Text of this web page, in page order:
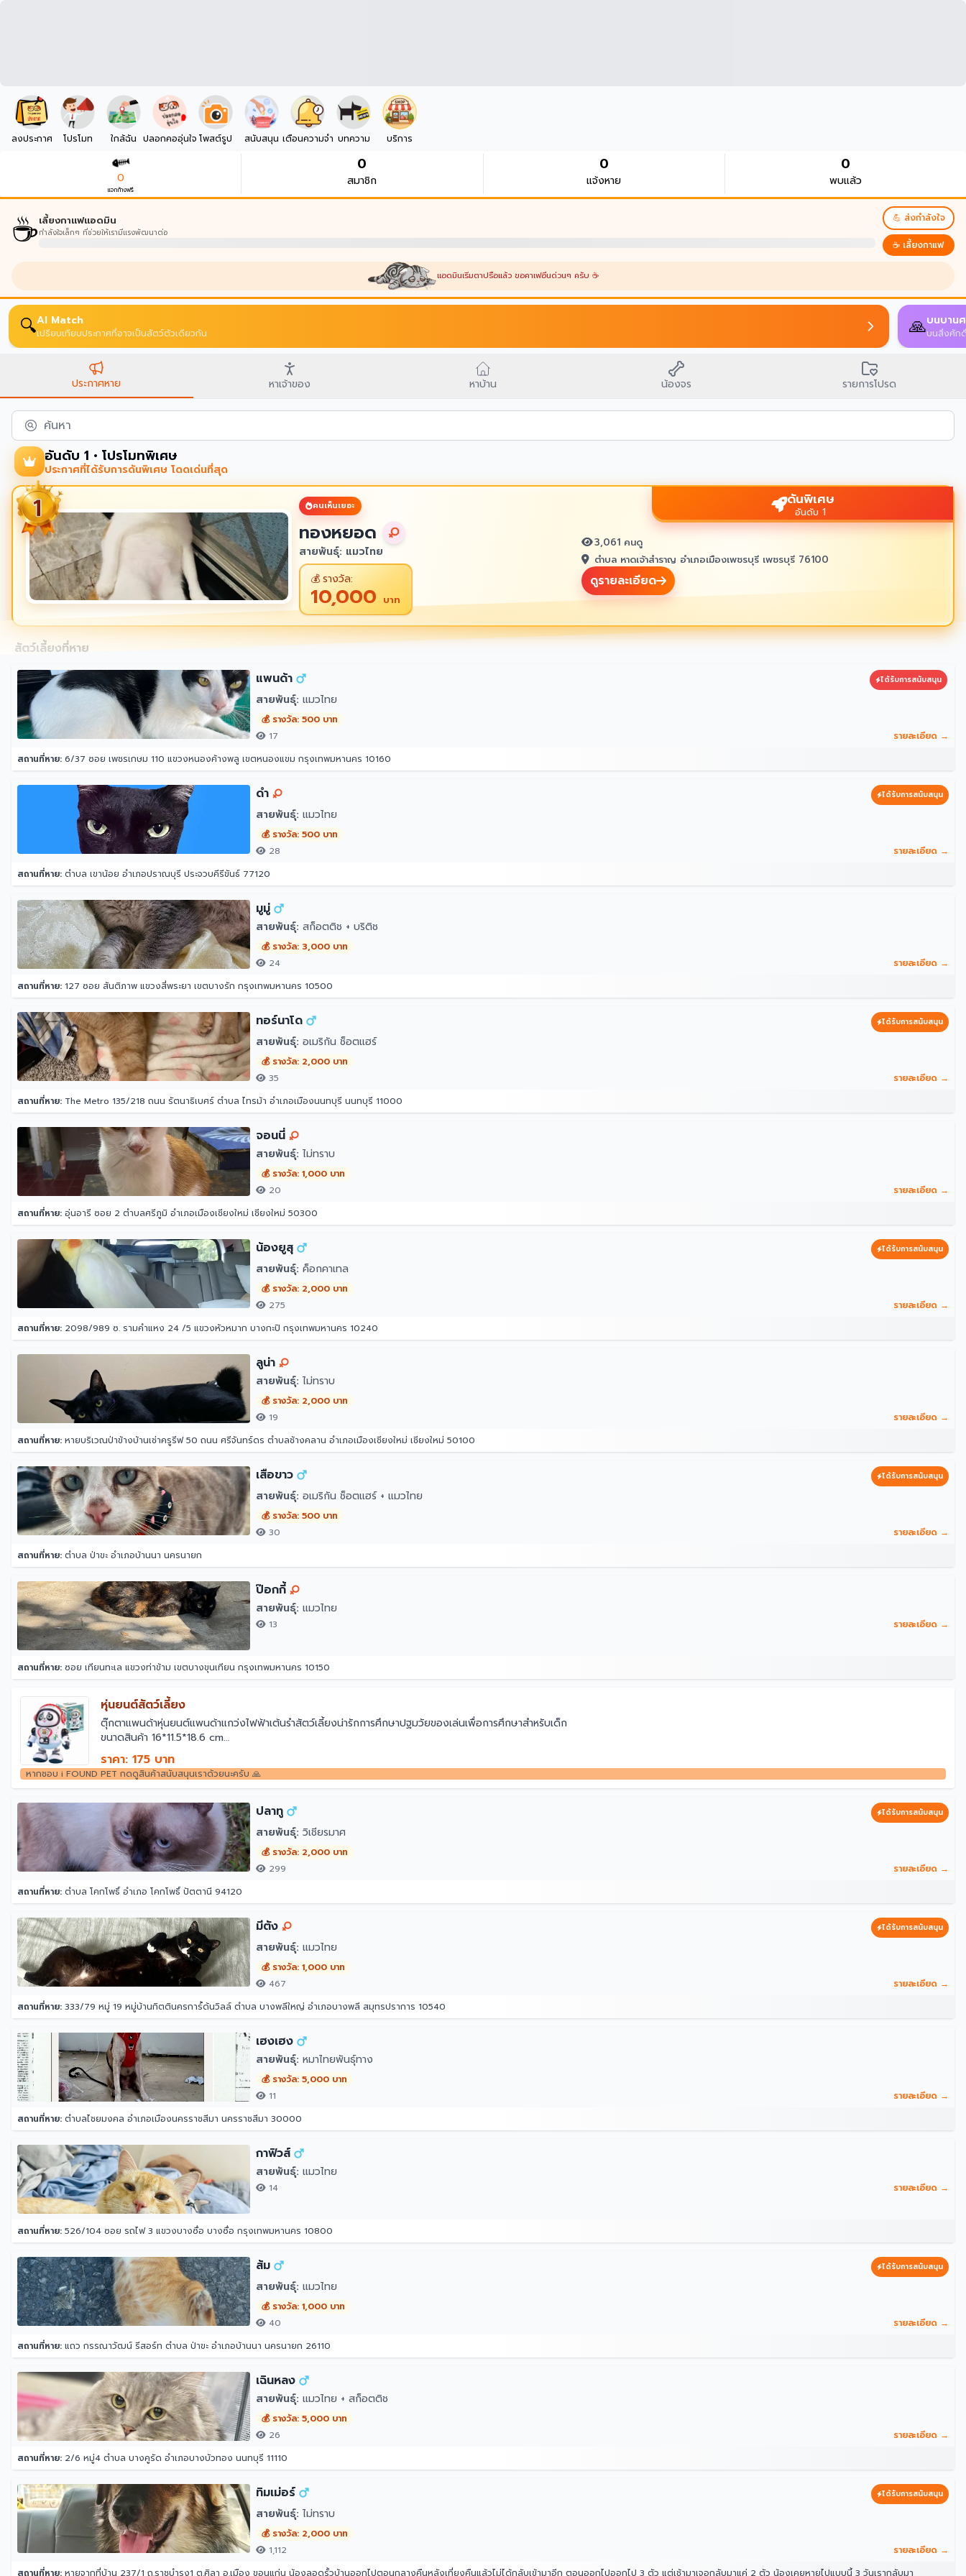
ลงประกาศ โปรโมท ใกล้ฉัน ปลอกคออุ่นใจ โพสต์รูป สนับสนุน เตือนความจำ บทความ บริการ
0
แจกก้างฟรี
0
สมาชิก
0
แจ้งหาย
0
พบแล้ว
☕เลี้ยงกาแฟแอดมิน
กำลังใจเล็กๆ ที่ช่วยให้เรามีแรงพัฒนาต่อ
💪 ส่งกำลังใจ
☕ เลี้ยงกาแฟ
แอดมินเริ่มตาปรือแล้ว ขอคาเฟอีนด่วนๆ ครับ ☕
🔍AI Match
เปรียบเทียบประกาศที่อาจเป็นสัตว์ตัวเดียวกัน 🙏บนบาน
บนสิ่งศัก
ประกาศหาย หาเจ้าของ หาบ้าน น้องจร รายการโปรด
ค้นหา
อันดับ 1 • โปรโมทพิเศษ
ประกาศที่ได้รับการดันพิเศษ โดดเด่นที่สุด
คนเห็นเยอะ
ทองหยอด
สายพันธุ์: แมวไทย
💰 รางวัล:
10,000 บาท
ดันพิเศษ
อันดับ 1
3,061 คนดู
ตำบล หาดเจ้าสำราญ อำเภอเมืองเพชรบุรี เพชรบุรี 76100
ดูรายละเอียด
สัตว์เลี้ยงที่หาย
แพนด้า
ได้รับการสนับสนุน
สายพันธุ์: แมวไทย
💰 รางวัล: 500 บาท
17
รายละเอียด →
สถานที่หาย: 6/37 ซอย เพชรเกษม 110 แขวงหนองค้างพลู เขตหนองแขม กรุงเทพมหานคร 10160
ดำ ได้รับการสนับสนุน
สายพันธุ์: แมวไทย
💰 รางวัล: 500 บาท
28
รายละเอียด →
สถานที่หาย: ตำบล เขาน้อย อำเภอปราณบุรี ประจวบคีรีขันธ์ 77120
มูมู่
สายพันธุ์: สก็อตติช + บริติช
💰 รางวัล: 3,000 บาท
24
รายละเอียด →
สถานที่หาย: 127 ซอย สันติภาพ แขวงสี่พระยา เขตบางรัก กรุงเทพมหานคร 10500
ทอร์นาโด ได้รับการสนับสนุน
สายพันธุ์: อเมริกัน ช็อตแฮร์
💰 รางวัล: 2,000 บาท
35
รายละเอียด →
สถานที่หาย: The Metro 135/218 ถนน รัตนาธิเบศร์ ตำบล ไทรม้า อำเภอเมืองนนทบุรี นนทบุรี 11000
จอนนี่
สายพันธุ์: ไม่ทราบ
💰 รางวัล: 1,000 บาท
20
รายละเอียด →
สถานที่หาย: อุ่นอารี ซอย 2 ตำบลศรีภูมิ อำเภอเมืองเชียงใหม่ เชียงใหม่ 50300
น้องยูสุ ได้รับการสนับสนุน
สายพันธุ์: ค็อกคาเทล
💰 รางวัล: 2,000 บาท
275
รายละเอียด →
สถานที่หาย: 2098/989 ซ. รามคำแหง 24 /5 แขวงหัวหมาก บางกะปิ กรุงเทพมหานคร 10240
ลูน่า
สายพันธุ์: ไม่ทราบ
💰 รางวัล: 2,000 บาท
19
รายละเอียด →
สถานที่หาย: หายบริเวณป่าข้างบ้านเช่าครูรีฟ 50 ถนน ศรีจันทร์ดร ตำบลช้างคลาน อำเภอเมืองเชียงใหม่ เชียงใหม่ 50100
เสือขาว ได้รับการสนับสนุน
สายพันธุ์: อเมริกัน ช็อตแฮร์ + แมวไทย
💰 รางวัล: 500 บาท
30
รายละเอียด →
สถานที่หาย: ตำบล ป่าขะ อำเภอบ้านนา นครนายก
ป๊อกกี้
สายพันธุ์: แมวไทย
13 รายละเอียด →
สถานที่หาย: ซอย เทียนทะเล แขวงท่าข้าม เขตบางขุนเทียน กรุงเทพมหานคร 10150
หุ่นยนต์สัตว์เลี้ยง
ตุ๊กตาแพนด้าหุ่นยนต์แพนด้าแกว่งไฟฟ้าเต้นรำสัตว์เลี้ยงน่ารักการศึกษาปฐมวัยของเล่นเพื่อการศึกษาสำหรับเด็ก
ขนาดสินค้า 16*11.5*18.6 cm
ผลิตจากวัสดุ ABS
ใช้ถ่าน AA 3 ก้อน(ไม่มีแถมนะคะ)
***เงื่อนไขการแก้ไขปัญหา****
ราคา: 175 บาท
หากชอบ i FOUND PET กดดูสินค้าสนับสนุนเราด้วยนะครับ 🙏
ปลาทู ได้รับการสนับสนุน
สายพันธุ์: วิเชียรมาศ
💰 รางวัล: 2,000 บาท
299
รายละเอียด →
สถานที่หาย: ตำบล โคกโพธิ์ อำเภอ โคกโพธิ์ ปัตตานี 94120
มีตัง ได้รับการสนับสนุน
สายพันธุ์: แมวไทย
💰 รางวัล: 1,000 บาท
467
รายละเอียด →
สถานที่หาย: 333/79 หมู่ 19 หมู่บ้านกิตตินครการ์้ด้นวิลล์ ตำบล บางพลีใหญ่ อำเภอบางพลี สมุทรปราการ 10540
เฮงเฮง
สายพันธุ์: หมาไทยพันธุ์ทาง
💰 รางวัล: 5,000 บาท
11
รายละเอียด →
สถานที่หาย: ตำบลไชยมงคล อำเภอเมืองนครราชสีมา นครราชสีมา 30000
กาฟิวส์
สายพันธุ์: แมวไทย
14 รายละเอียด →
สถานที่หาย: 526/104 ซอย รถไฟ 3 แขวงบางซื่อ บางซื่อ กรุงเทพมหานคร 10800
ส้ม ได้รับการสนับสนุน
สายพันธุ์: แมวไทย
💰 รางวัล: 1,000 บาท
40
รายละเอียด →
สถานที่หาย: แถว กรรณาวัฒน์ รีสอร์ท ตำบล ป่าขะ อำเภอบ้านนา นครนายก 26110
เฉินหลง
สายพันธุ์: แมวไทย + สก็อตติช
💰 รางวัล: 5,000 บาท
26
รายละเอียด →
สถานที่หาย: 2/6 หมู่4 ตำบล บางคูรัด อำเภอบางบัวทอง นนทบุรี 11110
ทิมเม่อร์ ได้รับการสนับสนุน
สายพันธุ์: ไม่ทราบ
💰 รางวัล: 2,000 บาท
1,112
รายละเอียด →
สถานที่หาย: หายจากที่บ้าน 237/1 ถ.ราชบำรุง1 ต.ศิลา อ.เมือง ขอนแก่น น้องลอดรั้วบ้านออกไปตอนกลางคืนหลังเที่ยงคืนแล้วไม่ได้กลับเข้ามาอีก ตอนออกไปออกไป 3 ตัว แต่เช้ามาเจอกลับมาแค่ 2 ตัว น้องเคยหายไปแบบนี้ 3 วันเรากลับมา